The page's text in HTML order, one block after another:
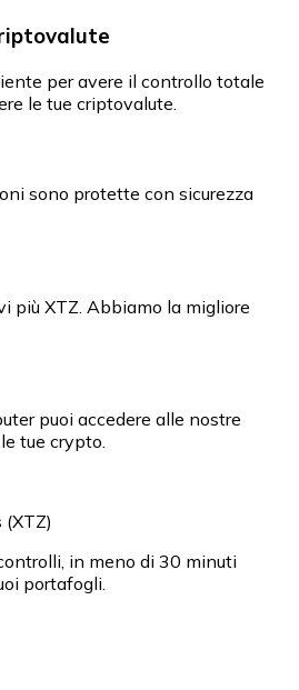
per avere il controllo totale
le tue criptovalute.
sono protette con sicurezza
più XTZ. Abbiamo la migliore
puoi accedere alle nostre
tue crypto.
(XTZ)
in meno di 30 minuti
portafogli.